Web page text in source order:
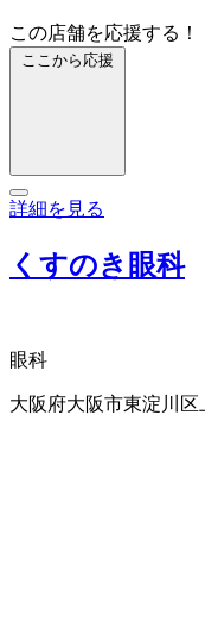
この店舗を応援する！
ここから応援
詳細を見る
くすのき眼科
眼科
大阪府大阪市東淀川